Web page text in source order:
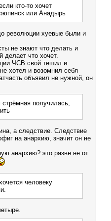
кто-то хочет
или Анадырь
революции хуевые были и
не знают что делать и
делает что хочет.
ЧСВ свой тешил и
хотел и возомнил себя
объявил не нужной, он
стрёмная получилась,
а следствие. Следствие
на анархию, значит он не
анархию? это разве не от
человеку